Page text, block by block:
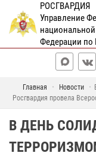
РОСГВАРДИЯ
Управление
Федерации по
Главная Новости
Росгвардия провела
В ДЕНЬ